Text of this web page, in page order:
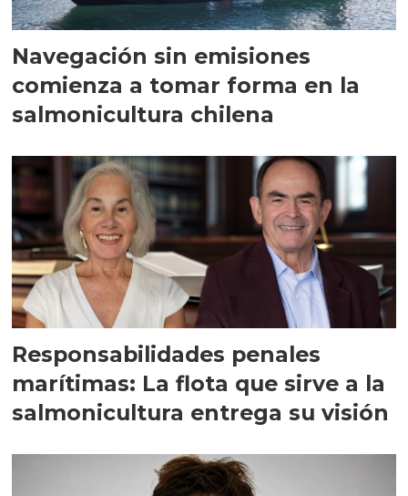
Navegación sin emisiones
comienza a tomar forma en la
salmonicultura chilena
Responsabilidades penales
marítimas: La flota que sirve a la
salmonicultura entrega su visión